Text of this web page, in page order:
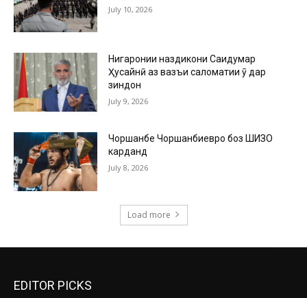
July 10, 2026
Нигаронии наздикони Саидумар
Ҳусайнӣ аз вазъи саломатии ӯ дар
зиндон
July 9, 2026
Чоршанбе Чоршанбиевро боз ШИЗО
карданд
July 8, 2026
Load more
EDITOR PICKS